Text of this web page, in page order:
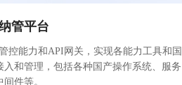
管平台
控能力和API网关，实现各能力工具和国
入和管理，包括各种国产操作系统、服务
件等。